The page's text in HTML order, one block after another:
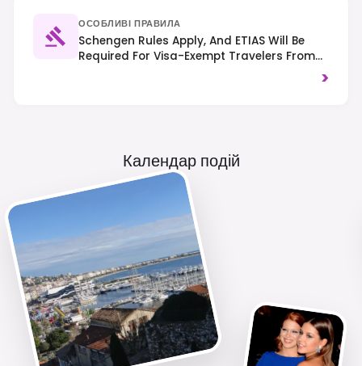
ОСОБЛИВІ ПРАВИЛА
Schengen Rules Apply, And ETIAS Will Be
Required For Visa-Exempt Travelers From
>
Календар подій